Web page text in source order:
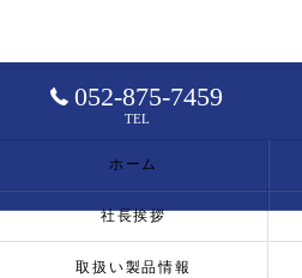
052-875-7459
TEL
ホーム
社長挨拶
取扱い製品情報